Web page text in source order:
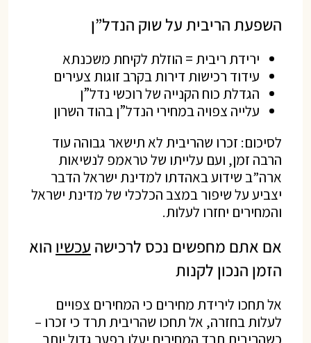
השפעת הריבית על שוק הנדל”ן
ירידת ריבית = הוזלת לקיחת משכנתא
עידוד רכישות דירות בקרב זוגות צעירים
הגדלת כוח הקנייה של רוכשי נדל”ן
עלייה צפויה במחירי הנדל”ן בהוד השרון
לסיכום: זכרו שהריבית לא תישאר גבוהה עוד
הרבה זמן, ועם עלייתו של טראמפ לנשיאות
ארה”ב שידוע באהדתו למדינת ישראל הדבר
יצביע על שיפור במצב הכלכלי של מדינת ישראל
והמחירים יחזרו לעלות.
אם אתם מחפשים נכס לרכישה עכשיו הוא
הזמן הנכון לקנות
אל תחכו לירידת מחירים כי המחירים צפויים
לעלות בחזרה, אל תחכו שהריבית תרד כי זכרו –
כשהריבית תרד המחירים יעלו בפער גדול יותר